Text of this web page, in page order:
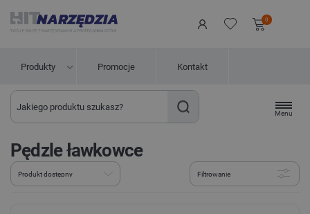
0
Produkty Promocje Kontakt
Menu
Pędzle ławkowce
Filtrowanie